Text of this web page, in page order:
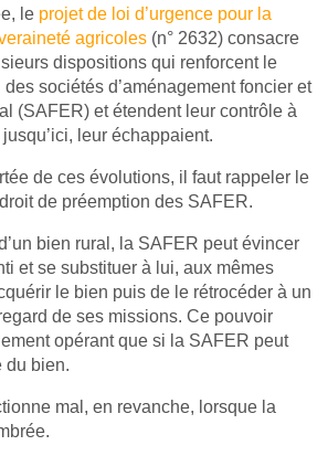
le projet de loi d’urgence pour la
agricoles (n° 2632) consacre
dispositions qui renforcent le
sociétés d’aménagement foncier et
(SAFER) et étendent leur contrôle à
leur échappaient.
de ces évolutions, il faut rappeler le
de préemption des SAFER.
bien rural, la SAFER peut évincer
et se substituer à lui, aux mêmes
le bien puis de le rétrocéder à un
de ses missions. Ce pouvoir
opérant que si la SAFER peut
du bien.
mal, en revanche, lorsque la